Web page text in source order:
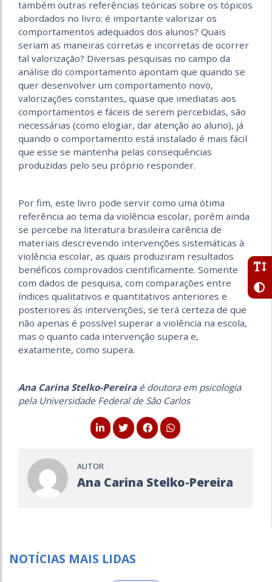
também outras referências teóricas sobre os tópicos
abordados no livro: é importante valorizar os
comportamentos adequados dos alunos? Quais
seriam as maneiras corretas e incorretas de ocorrer
tal valorização? Diversas pesquisas no campo da
análise do comportamento apontam que quando se
quer desenvolver um comportamento novo,
valorizações constantes, quase que imediatas aos
comportamentos e fáceis de serem percebidas, são
necessárias (como elogiar, dar atenção ao aluno), já
quando o comportamento está instalado é mais fácil
que esse se mantenha pelas consequências
produzidas pelo seu próprio responder.
Por fim, este livro pode servir como uma ótima
referência ao tema da violência escolar, porém ainda
se percebe na literatura brasileira carência de
materiais descrevendo intervenções sistemáticas à
violência escolar, as quais produziram resultados
benéficos comprovados cientificamente. Somente
com dados de pesquisa, com comparações entre
índices qualitativos e quantitativos anteriores e
posteriores às intervenções, se terá certeza de que
não apenas é possível superar a violência na escola,
mas o quanto cada intervenção supera e,
exatamente, como supera.
Ana Carina Stelko-Pereiraé doutora em psicologia
pela Universidade Federal de São Carlos
AUTOR
Ana Carina Stelko-Pereira
NOTÍCIAS MAIS LIDAS